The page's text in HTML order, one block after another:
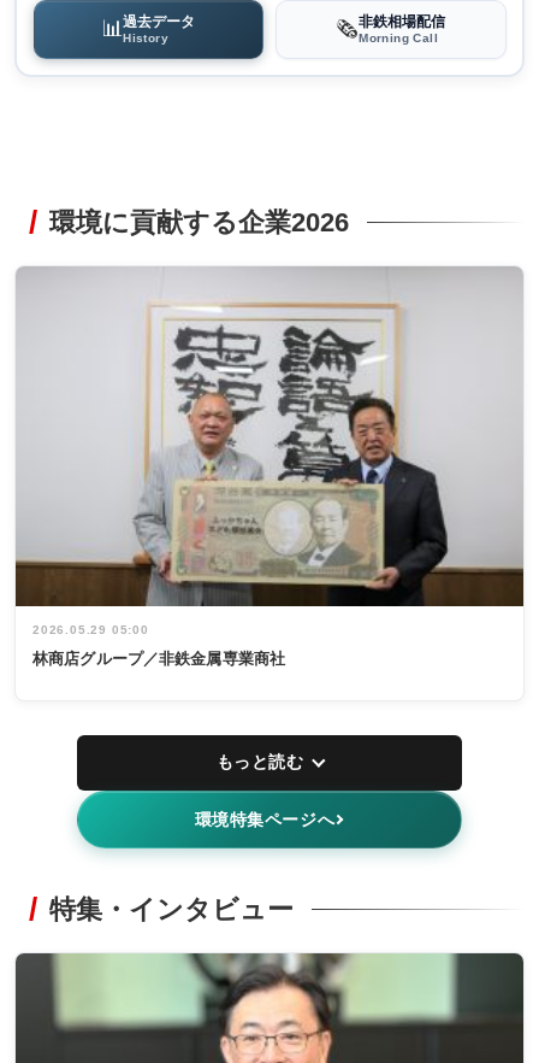
📊過去データ
History 🗞️非鉄相場配信
Morning Call
環境に貢献する企業2026
2026.05.29 05:00
林商店グループ／非鉄金属専業商社
もっと読む
環境特集ページへ
特集・インタビュー